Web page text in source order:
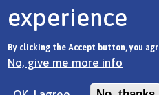
PRIVACY
TERMS
European Bank for
experience
By clicking the Accept button, you
No, give me more info